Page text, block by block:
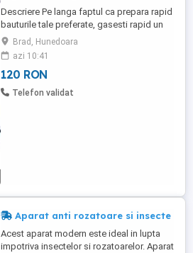
Descriere Pe langa faptul ca prepara rapid
bauturile tale preferate, gasesti rapid un
loc in bucatarie pentru filtrul Albatros
Verona. Si asta deoarece acesta se
remarca printr-un design elegant, este
extrem de compact si avand culoarea
neagra isi poate face loc in orice
Brad, Hunedoara
azi 10:41
120 RON
Telefon validat
Aparat anti rozatoare si insecte
Acest aparat modern este ideal in lupta
impotriva insectelor si rozatoarelor. Aparat